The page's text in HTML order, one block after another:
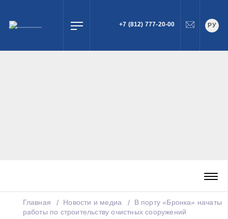
ПОИСК
+7 (812) 777-20-00 РУ
Главная Новости и медиа
В порту «Бронка» начаты
работы по строительству очистных сооружений